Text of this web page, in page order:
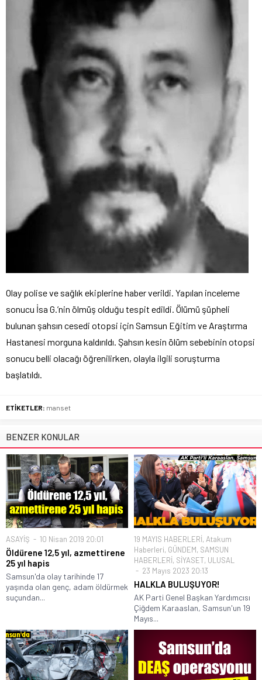
Olay polise ve sağlık ekiplerine haber verildi. Yapılan inceleme
sonucu İsa G.’nin ölmüş olduğu tespit edildi. Ölümü şüpheli
bulunan şahsın cesedi otopsi için Samsun Eğitim ve Araştırma
Hastanesi morguna kaldırıldı. Şahsın kesin ölüm sebebinin otopsi
sonucu belli olacağı öğrenilirken, olayla ilgili soruşturma
başlatıldı.
ETİKETLER: manset
BENZER KONULAR
ASAYİŞ 10 Nisan 2019 20:01
Öldürene 12,5 yıl, azmettirene
25 yıl hapis
Samsun'da olay tarihinde 17
yaşında olan genç, adam öldürmek
suçundan...
19 MAYIS HABERLERİ, Atakum
Haberleri, GÜNDEM, SAMSUN
HABERLERİ, SİYASET, ULUSAL
23 Mayıs 2023 20:13
HALKLA BULUŞUYOR!
AK Parti Genel Başkan Yardımcısı
Çiğdem Karaaslan, Samsun'un 19
Mayıs...